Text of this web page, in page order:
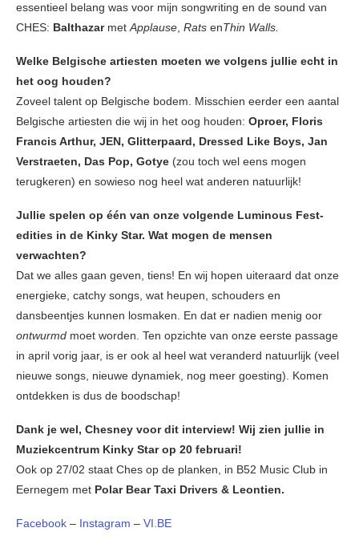
essentieel belang was voor mijn songwriting en de sound van
CHES: BalthazarmetApplause, Rats enThin Walls.
Welke Belgische artiesten moeten we volgens jullie echt in
het oog houden?
Zoveel talent op Belgische bodem. Misschien eerder een aantal
Belgische artiesten die wij in het oog houden: Oproer, Floris
Francis Arthur, JEN, Glitterpaard, Dressed Like Boys, Jan
Verstraeten, Das Pop, Gotye (zou toch wel eens mogen
terugkeren) en sowieso nog heel wat anderen natuurlijk!
Jullie spelen op één van onze volgende Luminous Fest-
edities in de Kinky Star. Wat mogen de mensen
verwachten?
Dat we alles gaan geven, tiens! En wij hopen uiteraard dat onze
energieke, catchy songs, wat heupen, schouders en
dansbeentjes kunnen losmaken. En dat er nadien menig oor
ontwurmd moet worden. Ten opzichte van onze eerste passage
in april vorig jaar, is er ook al heel wat veranderd natuurlijk (veel
nieuwe songs, nieuwe dynamiek, nog meer goesting). Komen
ontdekken is dus de boodschap!
Dank je wel, Chesney voor dit interview! Wij zien jullie in
Muziekcentrum Kinky Star op 20 februari!
Ook op 27/02 staat Ches op de planken, in B52 Music Club in
Eernegem met Polar Bear Taxi Drivers & Leontien.
Facebook – Instagram – VI.BE